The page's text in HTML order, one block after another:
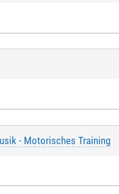
- Motorisches Training